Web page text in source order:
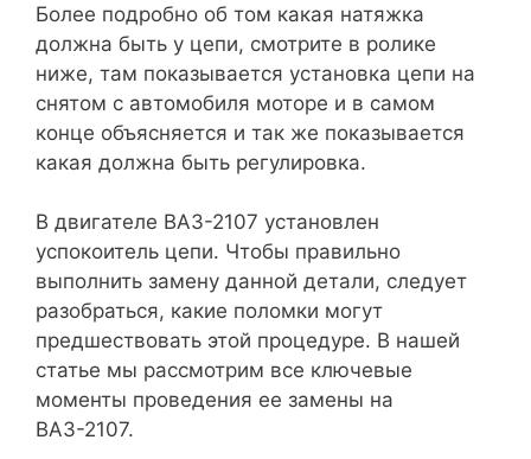
Более подробно об том какая натяжка
должна быть у цепи, смотрите в ролике
ниже, там показывается установка цепи на
снятом с автомобиля моторе и в самом
конце объясняется и так же показывается
какая должна быть регулировка.
В двигателе ВАЗ-2107 установлен
успокоитель цепи. Чтобы правильно
выполнить замену данной детали, следует
разобраться, какие поломки могут
предшествовать этой процедуре. В нашей
статье мы рассмотрим все ключевые
моменты проведения ее замены на
ВАЗ-2107.